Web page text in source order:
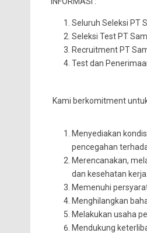
Seluruh Seleksi PT
Seleksi Test PT
Recruitment PT
Test dan
Kami berkomitment
Menyediakan
pencegahan
Merencanakan,
dan kesehatan kerja.
Memenuhi
Menghilangkan
Melakukan usaha
Mendukung